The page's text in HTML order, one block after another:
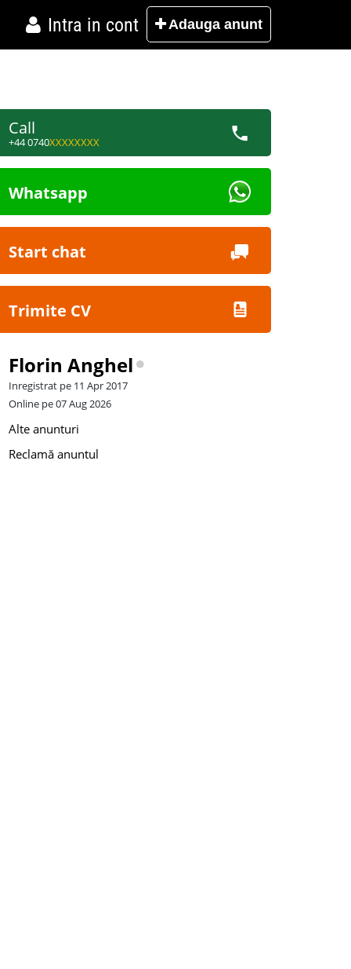
Intra in cont Adauga anunt
Call
+44 0740XXXXXXXX
Whatsapp
Start chat
Trimite CV
Florin Anghel
Inregistrat pe 11 Apr 2017
Online pe 07 Aug 2026
Alte anunturi
Reclamă anuntul